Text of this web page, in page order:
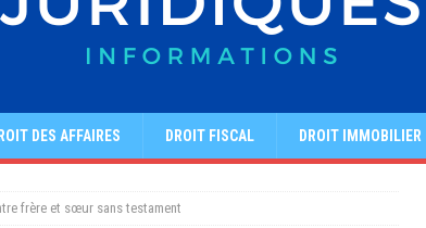
DES AFFAIRES DROIT FISCAL DROIT IMMOBILIER
frère et sœur sans testament